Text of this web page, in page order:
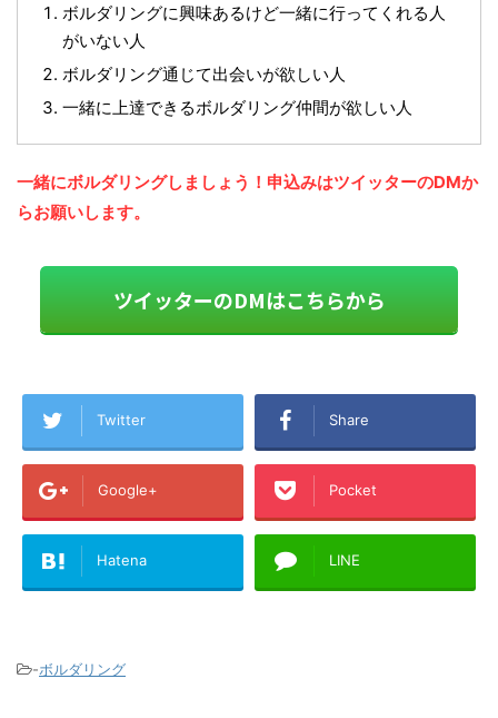
ボルダリングに興味あるけど一緒に行ってくれる人
がいない人
ボルダリング通じて出会いが欲しい人
一緒に上達できるボルダリング仲間が欲しい人
一緒にボルダリングしましょう！申込みはツイッターのDMか
らお願いします。
ツイッターのDMはこちらから
Twitter Share
Google+ Pocket
Hatena LINE
-ボルダリング